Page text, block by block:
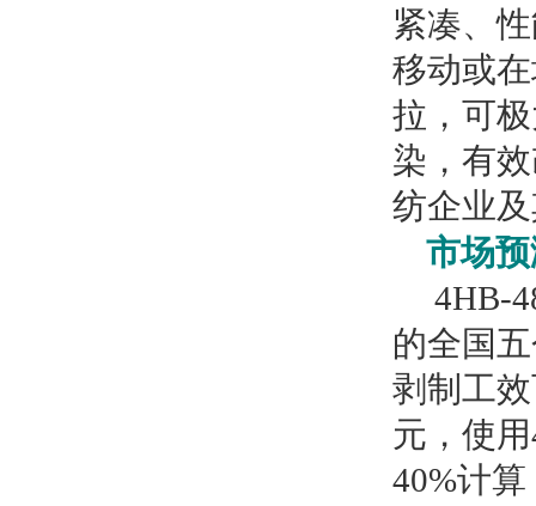
紧凑、
移动或
拉，可
染，有
纺企业
市场
4HB-
的全国
剥制工
元，使
40%计